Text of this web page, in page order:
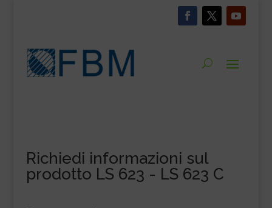
Richiedi informazioni sul
prodotto LS 623 - LS 623 C